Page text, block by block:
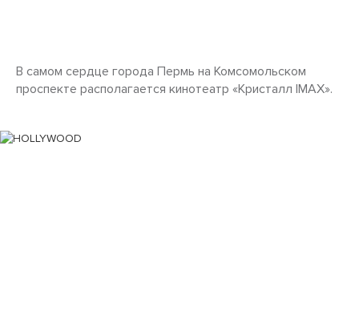
В самом сердце города Пермь на Комсомольском
проспекте располагается кинотеатр «Кристалл IMAX».